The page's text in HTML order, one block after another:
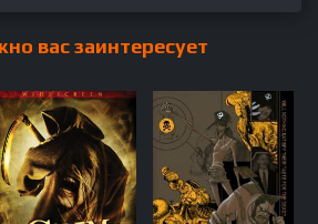
вас заинтересует